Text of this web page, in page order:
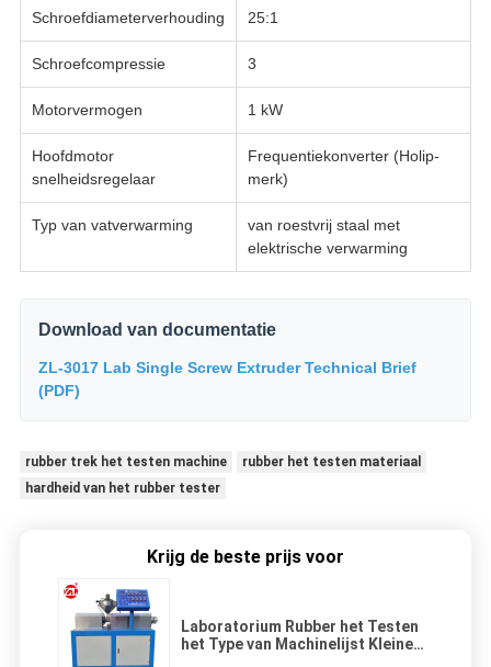
Schroefdiameterverhouding 25:1
Schroefcompressie 3
Motorvermogen 1 kW
Hoofdmotor
snelheidsregelaar
Frequentiekonverter (Holip-
merk)
Typ van vatverwarming
van roestvrij staal met
elektrische verwarming
Download van documentatie
ZL-3017 Lab Single Screw Extruder Technical Brief
(PDF)
rubber trek het testen machine
rubber het testen materiaal
hardheid van het rubber tester
Krijg de beste prijs voor
Laboratorium Rubber het Testen
het Type van Machinelijst Kleine